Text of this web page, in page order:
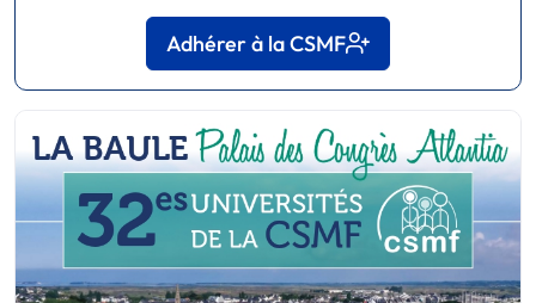
Adhérer à la CSMF